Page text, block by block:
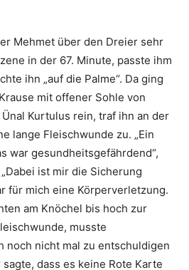
Mehmet über den Dreier sehr
in der 67. Minute, passte ihm
ihn „auf die Palme“. Da ging
mit offener Sohle von
Kurtulus rein, traf ihn an der
lange Fleischwunde zu. „Ein
war gesundheitsgefährdend“,
ist mir die Sicherung
für mich eine Körperverletzung.
am Knöchel bis hoch zur
musste
noch nicht mal zu entschuldigen
dass es keine Rote Karte